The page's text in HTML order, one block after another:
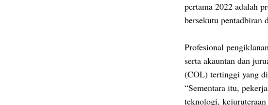
pertama 2022 adalah
bersekutu pentadbiran
Profesional
serta akauntan dan
(COL) tertinggi yang
“Sementara itu,
teknologi,